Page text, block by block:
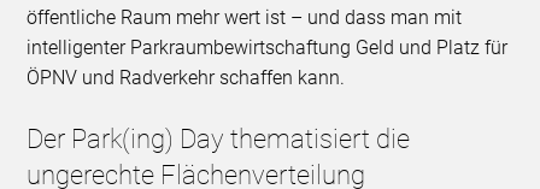
öffentliche Raum mehr wert ist – und dass man mit
intelligenter Parkraumbewirtschaftung Geld und Platz für
ÖPNV und Radverkehr schaffen kann.
Der Park(ing) Day thematisiert die
ungerechte Flächenverteilung